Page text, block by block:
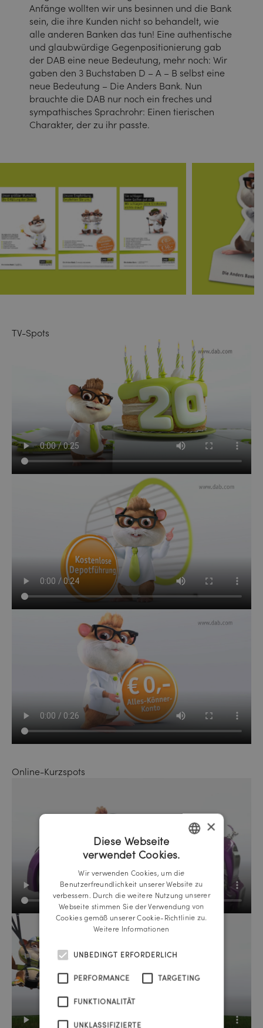
Anfänge wollten wir uns besinnen und die Bank
sein, die ihre Kunden nicht so behandelt, wie
alle anderen Banken das tun! Eine authentische
und glaubwürdige Gegenpositionierung gab
der DAB eine neue Bedeutung, mehr noch: Wir
gaben den 3 Buchstaben D – A – B selbst eine
neue Bedeutung – Die Anders Bank. Nun
brauchte die DAB nur noch ein freches und
sympathisches Sprachrohr: Einen tierischen
Charakter, der zu ihr passte.
TV-Spots
Online-Kurzspots
GERMAN
×
Diese Webseite
verwendet Cookies.
Wir verwenden Cookies, um die
Benutzerfreundlichkeit unserer Website zu
verbessern. Durch die weitere Nutzung unserer
Webseite stimmen Sie der Verwendung von
Cookies gemäß unserer Cookie-Richtlinie zu.
Weitere Informationen
UNBEDINGT ERFORDERLICH
PERFORMANCE TARGETING
FUNKTIONALITÄT
UNKLASSIFIZIERTE